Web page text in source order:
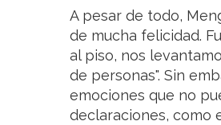
A pesar de todo,
de mucha felicidad.
al piso, nos
de personas". Sin
emociones que no
declaraciones, como